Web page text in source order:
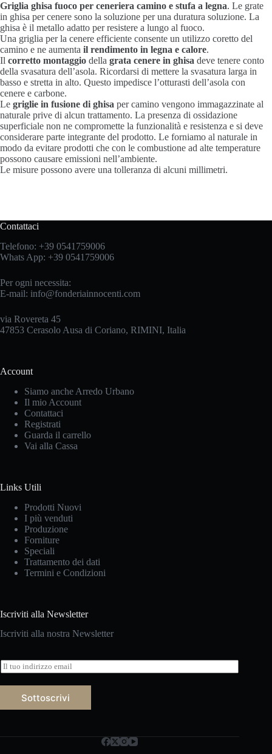
Griglia ghisa fuoco per ceneriera camino e stufa a legna. Le grate
in ghisa per cenere sono la soluzione per una duratura soluzione. La
ghisa è il metallo adatto per resistere a lungo al fuoco.
Una griglia per la cenere efficiente consente un utilizzo coretto del
camino e ne aumenta il rendimento in legna e calore.
Il corretto montaggio della grata cenere in ghisa deve tenere conto
della svasatura dell’asola. Ricordarsi di mettere la svasatura larga in
basso e stretta in alto. Questo impedisce l’otturasti dell’asola con
cenere e carbone.
Le griglie in fusione di ghisa per camino vengono immagazzinate al
naturale prive di alcun trattamento. La presenza di ossidazione
superficiale non ne compromette la funzionalità e resistenza e si deve
considerare parte integrante del prodotto. Le forniamo al naturale in
modo da evitare prodotti che con le combustione ad alte temperature
possono causare emissioni nell’ambiente.
Le misure possono avere una tolleranza di alcuni millimetri.
Contattaci
Telefono: +39 0541759006
Whats App: +39 0541759006
Per ogni necessita:
E-mail: info@fonderiainnocenti.com
via Rovereta 45
47853 Cerasolo Ausa di Coriano, RIMINI, Italia
Account
Siamo anche Arredo Urbano
Il mio Account
Contattaci
Registrati
Guarda il carrello
Vai alla Cassa
Links Utili
Prodotti Nuovi
I più venduti
Produzione
Forniture
Speciali
Trattamento dei dati
Termini e Condizioni
Iscriviti alla Newsletter
Iscriviti alla nostra Newsletter
E
m
a
Sottoscrivi